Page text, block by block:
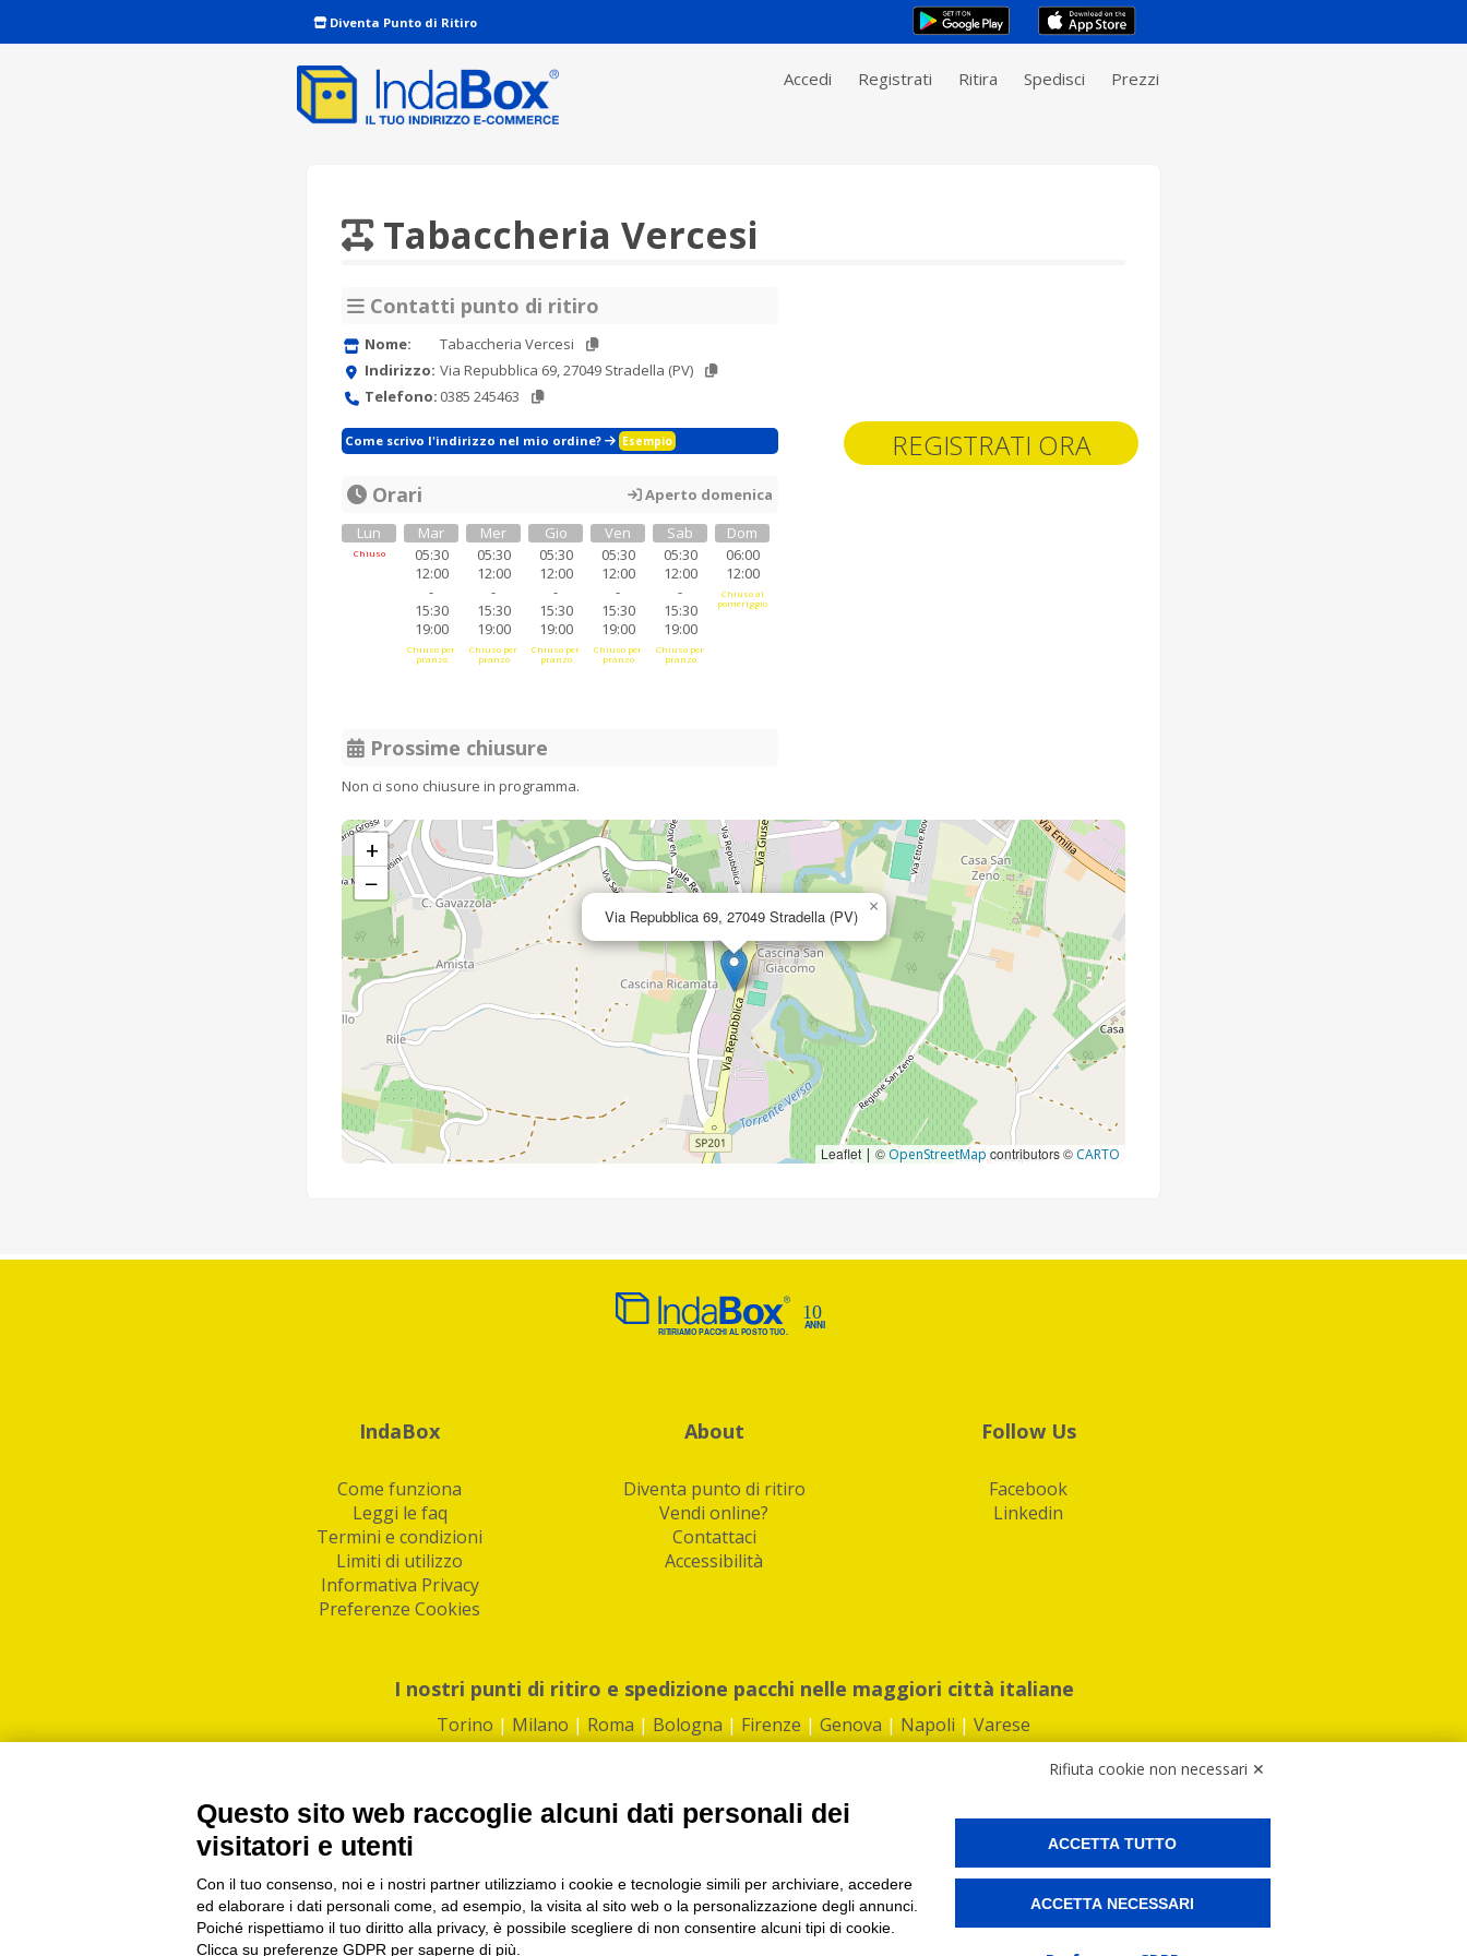
Diventa Punto di Ritiro
Accedi Registrati Ritira Spedisci Prezzi
REGISTRATI ORA
Tabaccheria Vercesi
Contatti punto di ritiro
Nome:
Tabaccheria Vercesi
Indirizzo: Via Repubblica 69, 27049 Stradella (PV)
Telefono: 0385 245463
Come scrivo l'indirizzo nel mio ordine? Esempio
Orari
Aperto domenica
Lun
Chiuso
Mar
05:30
12:00
-
15:30
19:00
Chiuso per
pranzo
Mer
05:30
12:00
-
15:30
19:00
Chiuso per
pranzo
Gio
05:30
12:00
-
15:30
19:00
Chiuso per
pranzo
Ven
05:30
12:00
-
15:30
19:00
Chiuso per
pranzo
Sab
05:30
12:00
-
15:30
19:00
Chiuso per
pranzo
Dom
06:00
12:00
Chiuso al
pomeriggio
Prossime chiusure
Non ci sono chiusure in programma.
Via Repubblica 69, 27049 Stradella (PV) ×
+
−
Leaflet | © OpenStreetMap contributors © CARTO
IndaBox
Come funziona
Leggi le faq
Termini e condizioni
Limiti di utilizzo
Informativa Privacy
Preferenze Cookies
About
Diventa punto di ritiro
Vendi online?
Contattaci
Accessibilità
Follow Us
Facebook
Linkedin
I nostri punti di ritiro e spedizione pacchi nelle maggiori città italiane
Torino | Milano | Roma | Bologna | Firenze | Genova | Napoli | Varese
PI/CF/N°Iscr.: 10821360012 | REA: RM 1494760 | Cap.Soc.: 50.000€ |Whistleblowing|Privacy|Preferenze Cookies
IndaBox | Oltre 11.500 punti di ritiro tra Bar, Tabaccai, Edicole e Kipoint per ritirare i tuoi acquisti online e spedire i tuoi pacchi.
Rifiuta cookie non necessari ✕
Questo sito web raccoglie alcuni dati personali dei
visitatori e utenti
Con il tuo consenso, noi e i nostri partner utilizziamo i cookie e tecnologie simili per archiviare, accedere
ed elaborare i dati personali come, ad esempio, la visita al sito web o la personalizzazione degli annunci.
Poiché rispettiamo il tuo diritto alla privacy, è possibile scegliere di non consentire alcuni tipi di cookie.
Clicca su preferenze GDPR per saperne di più.
ACCETTA TUTTO
ACCETTA NECESSARI